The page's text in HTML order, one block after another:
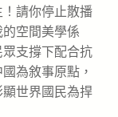
請你停止散播
空間美學係
支撐下配合抗
為敘事原點，
世界國民為捍